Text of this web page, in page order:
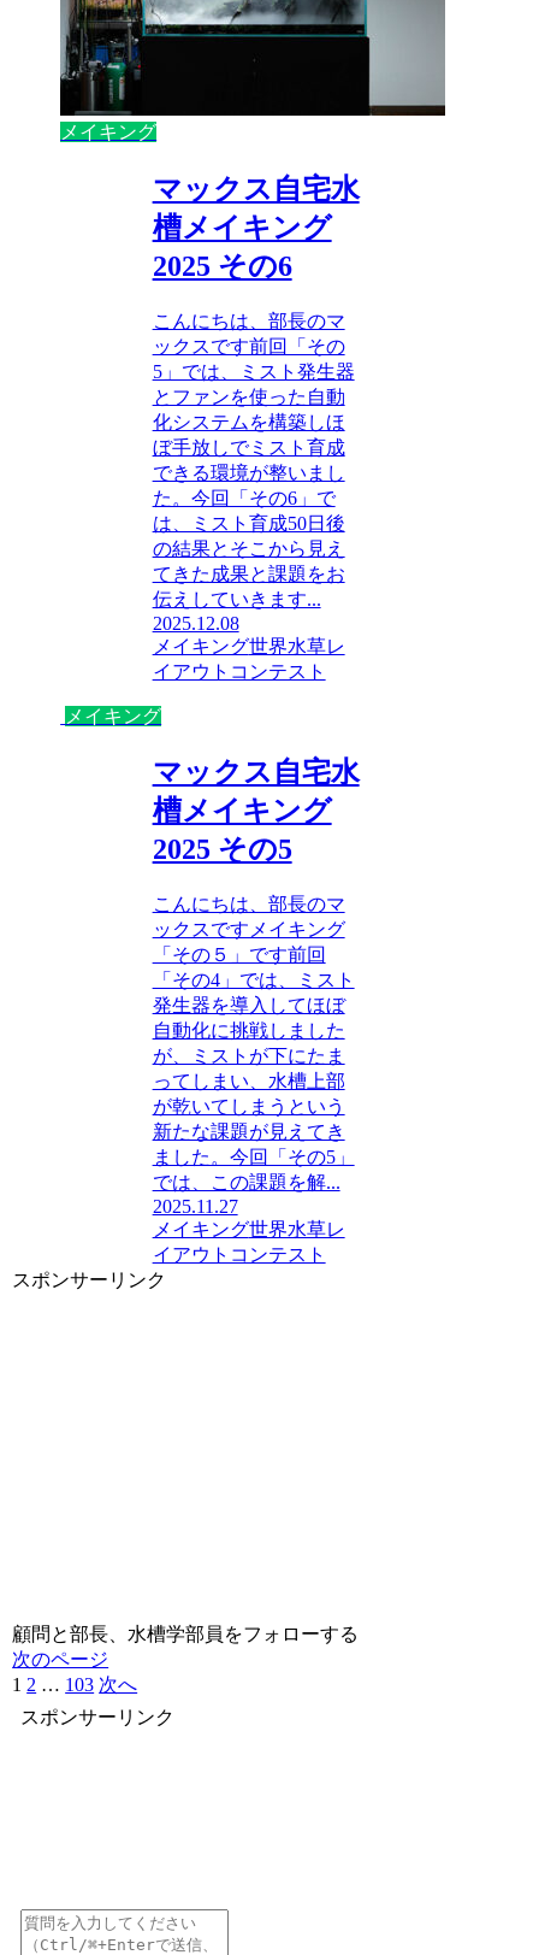
メイキング
マックス自宅水
槽メイキング
2025 その6
こんにちは、部長のマ
ックスです前回「その
5」では、ミスト発生器
とファンを使った自動
化システムを構築しほ
ぼ手放しでミスト育成
できる環境が整いまし
た。今回「その6」で
は、ミスト育成50日後
の結果とそこから見え
てきた成果と課題をお
伝えしていきます...
2025.12.08
メイキング世界水草レ
イアウトコンテスト
メイキング
マックス自宅水
槽メイキング
2025 その5
こんにちは、部長のマ
ックスですメイキング
「その５」です前回
「その4」では、ミスト
発生器を導入してほぼ
自動化に挑戦しました
が、ミストが下にたま
ってしまい、水槽上部
が乾いてしまうという
新たな課題が見えてき
ました。今回「その5」
では、この課題を解...
2025.11.27
メイキング世界水草レ
イアウトコンテスト
スポンサーリンク
顧問と部長、水槽学部員をフォローする
次のページ
1 2 … 103 次へ
スポンサーリンク